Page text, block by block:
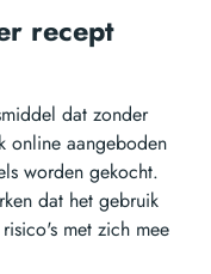
recept
dat zonder
online aangeboden
worden gekocht.
dat het gebruik
met zich mee